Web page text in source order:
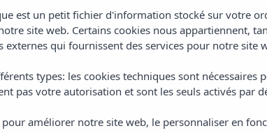
matelas
de
Voir
est un petit fichier d'information stocké sur votre
site web. Certains cookies nous appartiennent,
externes qui fournissent des services pour notre site
types: les cookies techniques sont nécessaires
pas votre autorisation et sont les seuls activés par
améliorer notre site web, le personnaliser en